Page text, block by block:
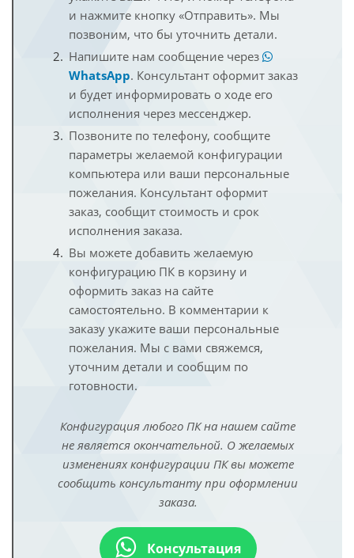
и нажмите кнопку «Отправить». Мы
позвоним, что бы уточнить детали.
Напишите нам сообщение через
WhatsApp. Консультант оформит заказ
и будет информировать о ходе его
исполнения через мессенджер.
Позвоните по телефону, сообщите
параметры желаемой конфигурации
компьютера или ваши персональные
пожелания. Консультант оформит
заказ, сообщит стоимость и срок
исполнения заказа.
Вы можете добавить желаемую
конфигурацию ПК в корзину и
оформить заказ на сайте
самостоятельно. В комментарии к
заказу укажите ваши персональные
пожелания. Мы с вами свяжемся,
уточним детали и сообщим по
готовности.
Конфигурация любого ПК на нашем сайте
не является окончательной. О желаемых
изменениях конфигурации ПК вы можете
сообщить консультанту при оформлении
заказа.
Консультация